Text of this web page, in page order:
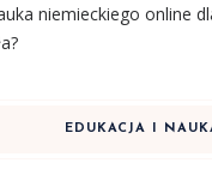
niemieckiego online
EDUKACJA I